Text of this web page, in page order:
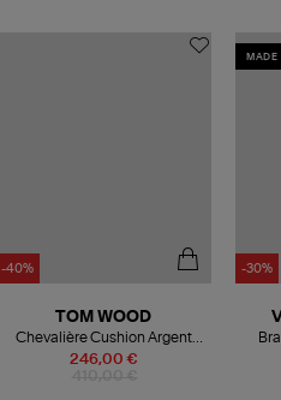
-40%
246,00 €
TOM WOOD
Chevalière Cushion Argent
Onyx
MADE
-30%